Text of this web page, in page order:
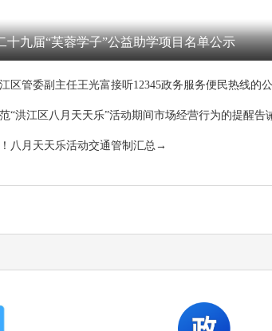
十九届“芙蓉学子”公益助学项目名单公示
区管委副主任王光富接听12345政务服务便民热线的
“洪江区八月天天乐”活动期间市场经营行为的提醒告
八月天天乐活动交通管制汇总→